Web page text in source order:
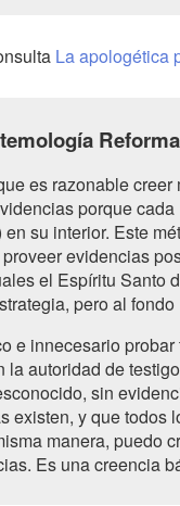
La apologética
es razonable
porque
su interior. Este
evidencias
el Espíritu Santo
pero al
e innecesario
la autoridad de
sin
existen, y que todos
manera, puedo
Es una creencia